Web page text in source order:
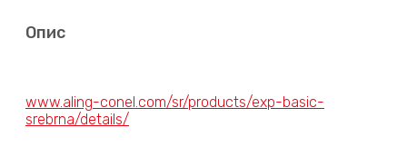
Опис
www.aling-conel.com/sr/products/exp-basic-
srebrna/details/